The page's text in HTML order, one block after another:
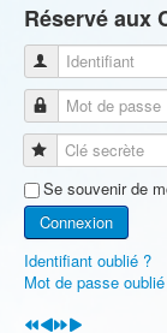
Réservé aux
Identifiant
Mot de passe
Clé secrète
Se souvenir de
Connexion
Identifiant oublié ?
Mot de passe